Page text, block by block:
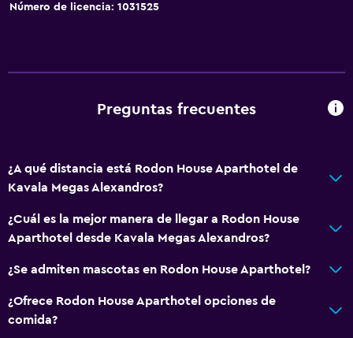
Número de licencia: 1031525
Preguntas frecuentes
¿A qué distancia está Rodon House Aparthotel de
Kavala Megas Alexandros?
¿Cuál es la mejor manera de llegar a Rodon House
Aparthotel desde Kavala Megas Alexandros?
¿Se admiten mascotas en Rodon House Aparthotel?
¿Ofrece Rodon House Aparthotel opciones de
comida?